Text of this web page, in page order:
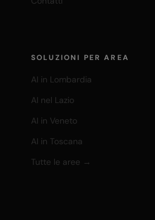
SOLUZIONI PER AREA
AI in Lombardia
AI nel Lazio
AI in Veneto
AI in Toscana
Tutte le aree →